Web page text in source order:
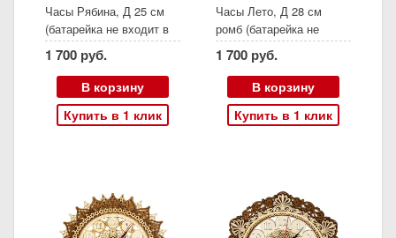
Часы Рябина, Д 25 см
(батарейка не входит в
комплект)
1 700 руб.
В корзину
Купить в 1 клик
Часы Лето, Д 28 см
ромб (батарейка не
входит в комплект)
1 700 руб.
В корзину
Купить в 1 клик